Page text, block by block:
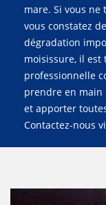
mare. Si vous
vous constatez
dégradation
moisissure, il
professionnelle
prendre en
et apporter
Contactez-nous